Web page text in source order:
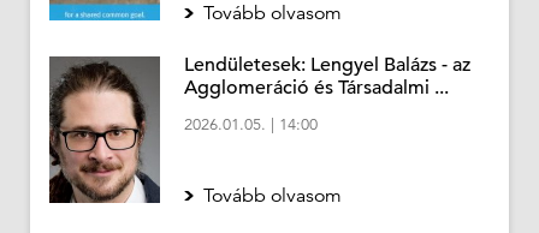
Tovább olvasom
Lendületesek: Lengyel Balázs - az
Agglomeráció és Társadalmi ...
2026.01.05. | 14:00
Tovább olvasom